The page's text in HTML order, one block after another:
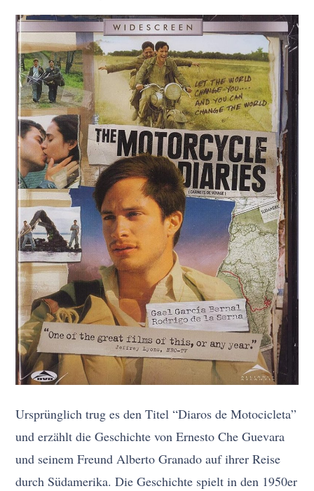
Ursprünglich trug es den Titel “Diaros de Motocicleta”
und erzählt die Geschichte von Ernesto Che Guevara
und seinem Freund Alberto Granado auf ihrer Reise
durch Südamerika. Die Geschichte spielt in den 1950er